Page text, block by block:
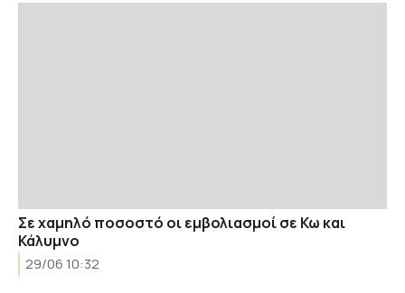
Σε χαμηλό ποσοστό οι εμβολιασμοί σε Κω και
Κάλυμνο
29/06 10:32